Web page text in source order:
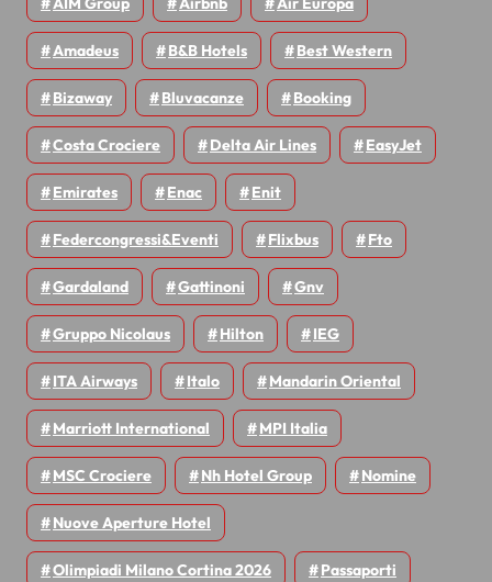
Amadeus B&B Hotels Best Western
Bizaway Bluvacanze Booking
Costa Crociere Delta Air Lines EasyJet
Emirates Enac Enit
Federcongressi&eventi Flixbus Fto
Gardaland Gattinoni Gnv
Gruppo Nicolaus Hilton IEG
ITA Airways Italo Mandarin Oriental
Marriott International MPI Italia
MSC Crociere Nh Hotel Group Nomine
Nuove Aperture Hotel
Olimpiadi Milano Cortina 2026 Passaporti